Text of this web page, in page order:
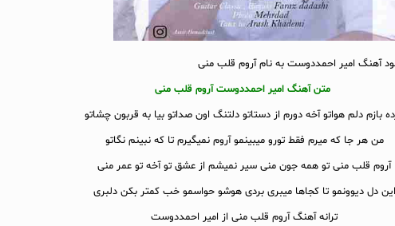
آهنگ امیر احمددوست به نام آروم قلب منی
متن آهنگ امیر احمددوست آروم قلب منی
بازم دلم هواتو آخه دورم از دستاتو دلتنگ اون صداتو بیا به قربون چشاتو
من هر جا که میرم فقط تورو میبینمو آروم نمیگیرم تا که نبینم نگاتو
آروم قلب منی تو همه جون منی سیر نمیشم از عشق تو آخه تو عمر منی
این دل دیوونمو تا کجاها میبری بردی هوشو حواسمو خب کمتر بکن دلبری
ترانه آهنگ آروم قلب منی از امیر احمددوست